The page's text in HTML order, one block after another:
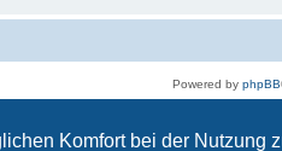
Komfort bei der Nutzung
Powered by phpBB